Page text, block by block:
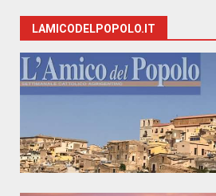
LAMICODELPOPOLO.IT